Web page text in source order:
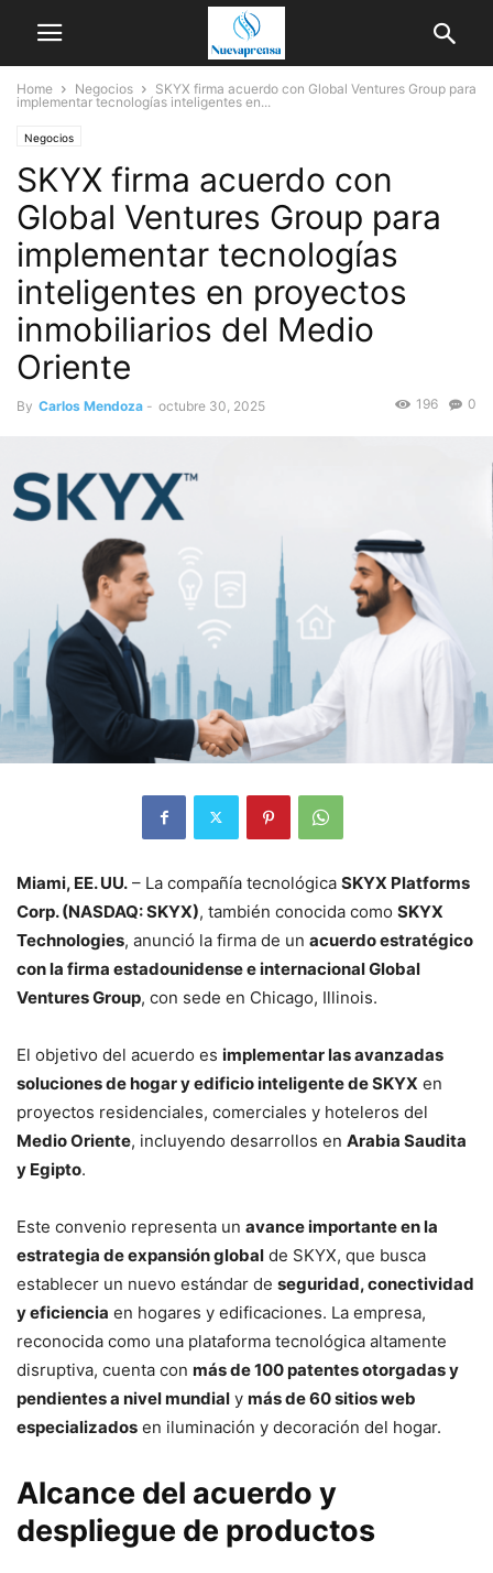
Home Negocios
SKYX firma acuerdo con Global Ventures Group para
implementar tecnologías inteligentes en...
Negocios
SKYX firma acuerdo con
Global Ventures Group para
implementar tecnologías
inteligentes en proyectos
inmobiliarios del Medio
Oriente
By Carlos Mendoza - octubre 30, 2025 0
196
Miami, EE. UU. – La compañía tecnológica SKYX Platforms
Corp. (NASDAQ: SKYX), también conocida como SKYX
Technologies, anunció la firma de un acuerdo estratégico
con la firma estadounidense e internacional Global
Ventures Group, con sede en Chicago, Illinois.
El objetivo del acuerdo es implementar las avanzadas
soluciones de hogar y edificio inteligente de SKYX en
proyectos residenciales, comerciales y hoteleros del
Medio Oriente, incluyendo desarrollos en Arabia Saudita
y Egipto.
Este convenio representa un avance importante en la
estrategia de expansión global de SKYX, que busca
establecer un nuevo estándar de seguridad, conectividad
y eficiencia en hogares y edificaciones. La empresa,
reconocida como una plataforma tecnológica altamente
disruptiva, cuenta con más de 100 patentes otorgadas y
pendientes a nivel mundial y más de 60 sitios web
especializados en iluminación y decoración del hogar.
Alcance del acuerdo y
despliegue de productos